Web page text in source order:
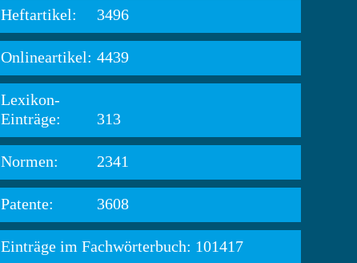
Heftartikel: 3496
Onlineartikel: 4439
Lexikon-
Einträge:
313
Normen: 2341
Patente: 3608
Einträge im Fachwörterbuch: 101417